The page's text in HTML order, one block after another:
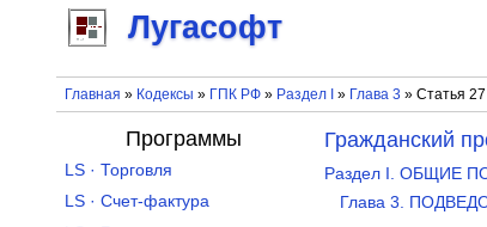
Лугасофт
Главная » Кодексы » ГПК РФ» Раздел I » Глава 3 » Статья
Гражданский
Раздел I. ОБЩИЕ
Глава 3.
Программы
LS · Торговля
LS · Счет-фактура